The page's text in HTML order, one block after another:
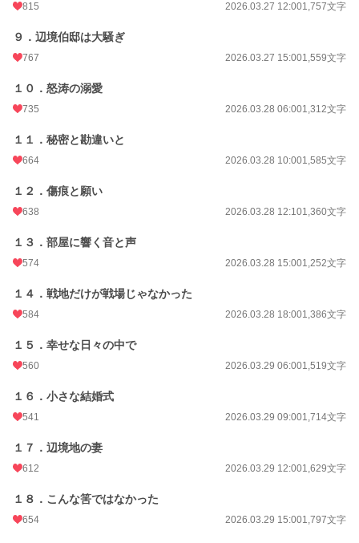
815 2026.03.27 12:001,757文字
９．辺境伯邸は大騒ぎ
767 2026.03.27 15:001,559文字
１０．怒涛の溺愛
735 2026.03.28 06:001,312文字
１１．秘密と勘違いと
664 2026.03.28 10:001,585文字
１２．傷痕と願い
638 2026.03.28 12:101,360文字
１３．部屋に響く音と声
574 2026.03.28 15:001,252文字
１４．戦地だけが戦場じゃなかった
584 2026.03.28 18:001,386文字
１５．幸せな日々の中で
560 2026.03.29 06:001,519文字
１６．小さな結婚式
541 2026.03.29 09:001,714文字
１７．辺境地の妻
612 2026.03.29 12:001,629文字
１８．こんな筈ではなかった
654 2026.03.29 15:001,797文字